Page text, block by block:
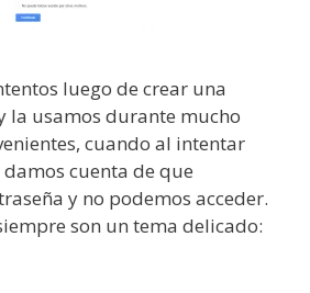
luego de crear una
la usamos durante mucho
cuando al intentar
cuenta de que
y no podemos acceder.
son un tema delicado: